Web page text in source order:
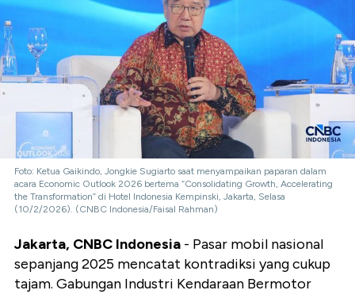
Foto: Ketua Gaikindo, Jongkie Sugiarto saat menyampaikan paparan dalam
acara Economic Outlook 2026 bertema “Consolidating Growth, Accelerating
the Transformation” di Hotel Indonesia Kempinski, Jakarta, Selasa
(10/2/2026). (CNBC Indonesia/Faisal Rahman)
Jakarta, CNBC Indonesia - Pasar mobil nasional
sepanjang 2025 mencatat kontradiksi yang cukup
tajam. Gabungan Industri Kendaraan Bermotor